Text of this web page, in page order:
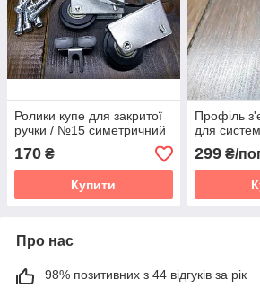
Ролики купе для закритої
ручки / №15 симетричний
170 ₴
Купити
Профіль
для
299₴/
Про нас
98% позитивних з 44 відгуків за рік